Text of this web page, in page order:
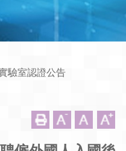
驗室認證公告